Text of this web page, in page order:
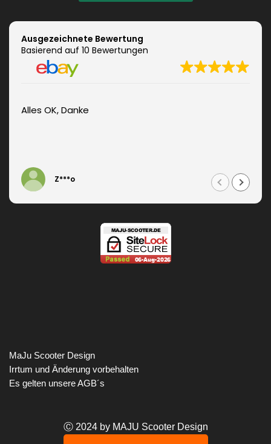
Ausgezeichnete Bewertung
Basierend auf 10 Bewertungen
Alles OK, Danke
Z***o
MaJu Scooter Design
Irrtum und Änderung vorbehalten
Es gelten unsere AGB´s
Ⓒ 2024 by MAJU Scooter Design